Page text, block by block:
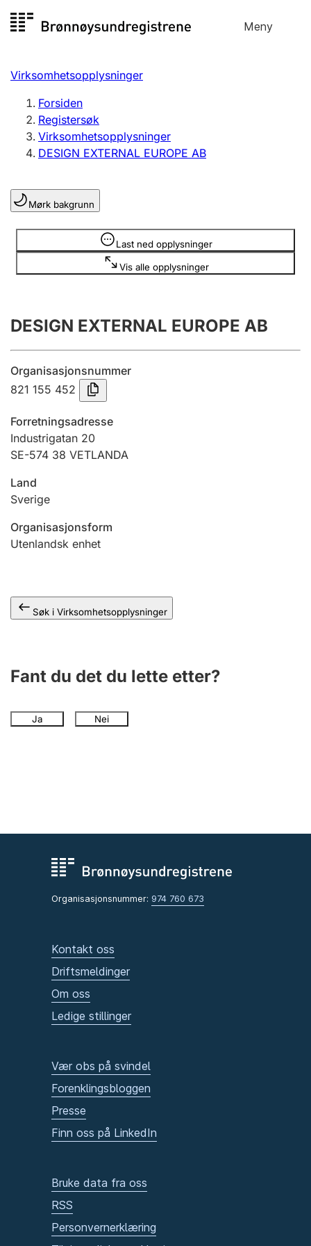
til
Meny
Registersøk
Aksjeselskap
Enkeltpersonforetak
Registrere, endre, slette
Lag og forening
Registrere, endre, slette
Årsregnskap
Innsending og forsinkelsesgebyr
Tinglysing
Jeger
Ektepaktveileder
Virksomhetsopplysninger
Forsiden
Registersøk
Virksomhetsopplysninger
DESIGN EXTERNAL EUROPE AB
Mørk bakgrunn
Last ned opplysninger
Vis alle opplysninger
Opplysninger er skjult
DESIGN EXTERNAL EUROPE AB
Organisasjonsnummer
821 155 452
Forretningsadresse
Industrigatan 20
SE-574 38 VETLANDA
Land
Sverige
Organisasjonsform
Utenlandsk enhet
Søk i Virksomhetsopplysninger
Fant du det du lette etter?
Ja Nei
Organisasjonsnummer: 974 760 673
Kontakt oss
Driftsmeldinger
Om oss
Ledige stillinger
Vær obs på svindel
Forenklingsbloggen
Presse
Finn oss på LinkedIn
Bruke data fra oss
RSS
Personvernerklæring